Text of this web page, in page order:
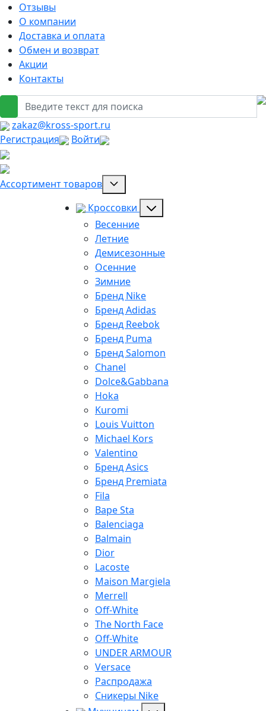
Отзывы
О компании
Доставка и оплата
Обмен и возврат
Акции
Контакты
zakaz@kross-sport.ru
Регистрация
Войти
Ассортимент товаров
Кроссовки
Весенние
Летние
Демисезонные
Осенние
Зимние
Бренд Nike
Бренд Adidas
Бренд Reebok
Бренд Puma
Бренд Salomon
Chanel
Dolce&Gabbana
Hoka
Kuromi
Louis Vuitton
Michael Kors
Valentino
Бренд Asics
Бренд Premiata
Fila
Bape Sta
Balenciaga
Balmain
Dior
Lacoste
Maison Margiela
Merrell
Off-White
The North Face
Off-White
UNDER ARMOUR
Versace
Распродажа
Сникеры Nike